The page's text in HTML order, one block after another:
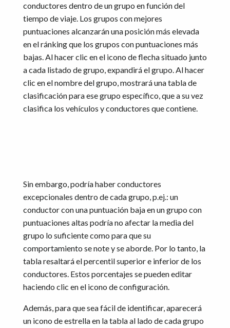
conductores dentro de un grupo en función del
tiempo de viaje. Los grupos con mejores
puntuaciones alcanzarán una posición más elevada
en el ránking que los grupos con puntuaciones más
bajas. Al hacer clic en el icono de flecha situado junto
a cada listado de grupo, expandirá el grupo. Al hacer
clic en el nombre del grupo, mostrará una tabla de
clasificación para ese grupo específico, que a su vez
clasifica los vehículos y conductores que contiene.
Sin embargo, podría haber conductores
excepcionales dentro de cada grupo, p.ej.: un
conductor con una puntuación baja en un grupo con
puntuaciones altas podría no afectar la media del
grupo lo suficiente como para que su
comportamiento se note y se aborde. Por lo tanto, la
tabla resaltará el percentil superior e inferior de los
conductores. Estos porcentajes se pueden editar
haciendo clic en el icono de configuración.
Además, para que sea fácil de identificar, aparecerá
un icono de estrella en la tabla al lado de cada grupo